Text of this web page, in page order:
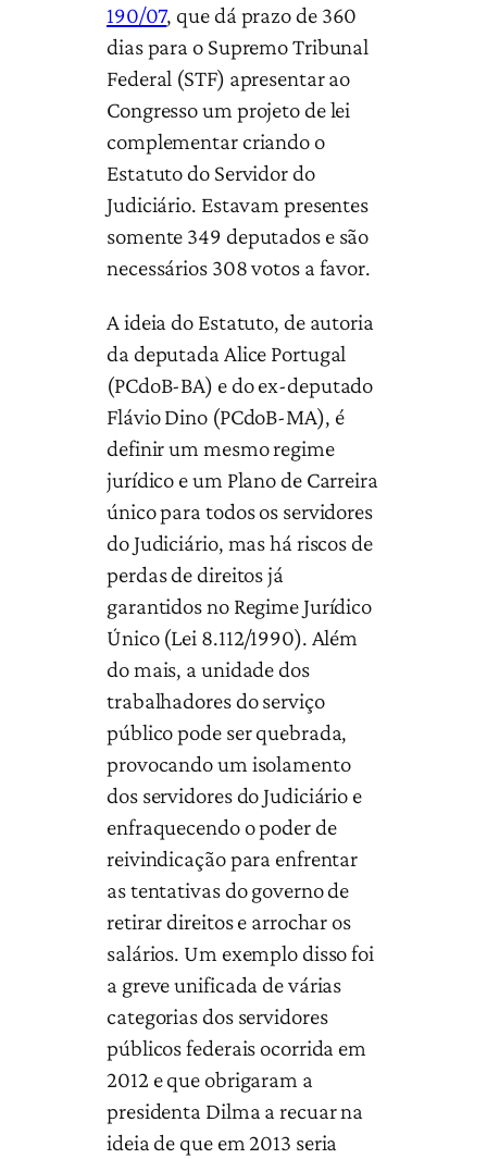
190/07, que dá prazo de 360
dias para o Supremo Tribunal
Federal (STF) apresentar ao
Congresso um projeto de lei
complementar criando o
Estatuto do Servidor do
Judiciário. Estavam presentes
somente 349 deputados e são
necessários 308 votos a favor.
A ideia do Estatuto, de autoria
da deputada Alice Portugal
(PCdoB-BA) e do ex-deputado
Flávio Dino (PCdoB-MA), é
definir um mesmo regime
jurídico e um Plano de Carreira
único para todos os servidores
do Judiciário, mas há riscos de
perdas de direitos já
garantidos no Regime Jurídico
Único (Lei 8.112/1990). Além
do mais, a unidade dos
trabalhadores do serviço
público pode ser quebrada,
provocando um isolamento
dos servidores do Judiciário e
enfraquecendo o poder de
reivindicação para enfrentar
as tentativas do governo de
retirar direitos e arrochar os
salários. Um exemplo disso foi
a greve unificada de várias
categorias dos servidores
públicos federais ocorrida em
2012 e que obrigaram a
presidenta Dilma a recuar na
ideia de que em 2013 seria